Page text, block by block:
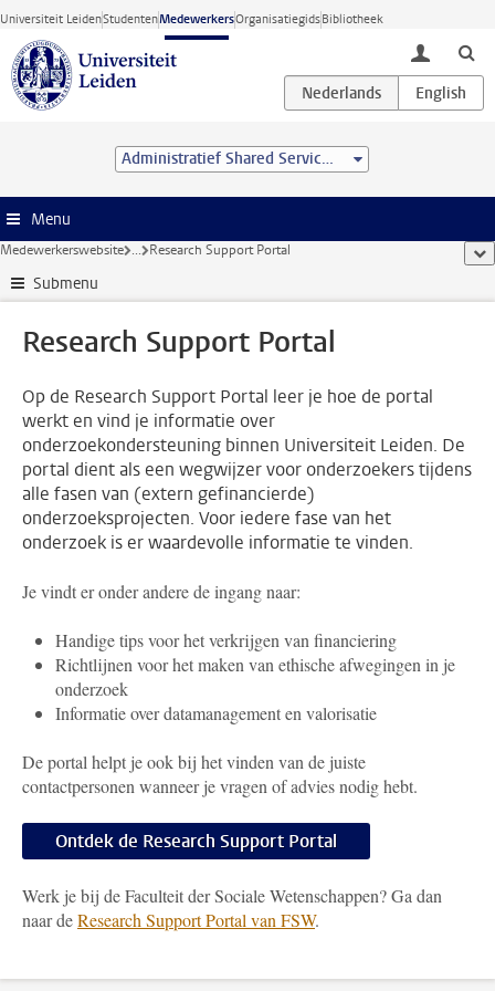
Ga direct naar de inhoud
Universiteit LeidenStudentenMedewerkersOrganisatiegidsBibliotheek
toggle
Administratief Shared Service Centre
Menu
Medewerkerswebsite ... Research Support Portal
Submenu
Research Support Portal
Op de Research Support Portal leer je hoe de portal
werkt en vind je informatie over
onderzoekondersteuning binnen Universiteit Leiden. De
portal dient als een wegwijzer voor onderzoekers tijdens
alle fasen van (extern gefinancierde)
onderzoeksprojecten. Voor iedere fase van het
onderzoek is er waardevolle informatie te vinden.
Je vindt er onder andere de ingang naar:
Handige tips voor het verkrijgen van financiering
Richtlijnen voor het maken van ethische afwegingen in je
onderzoek
Informatie over datamanagement en valorisatie
De portal helpt je ook bij het vinden van de juiste
contactpersonen wanneer je vragen of advies nodig hebt.
Ontdek de Research Support Portal
Werk je bij de Faculteit der Sociale Wetenschappen? Ga dan
naar deResearch Support Portal van FSW.